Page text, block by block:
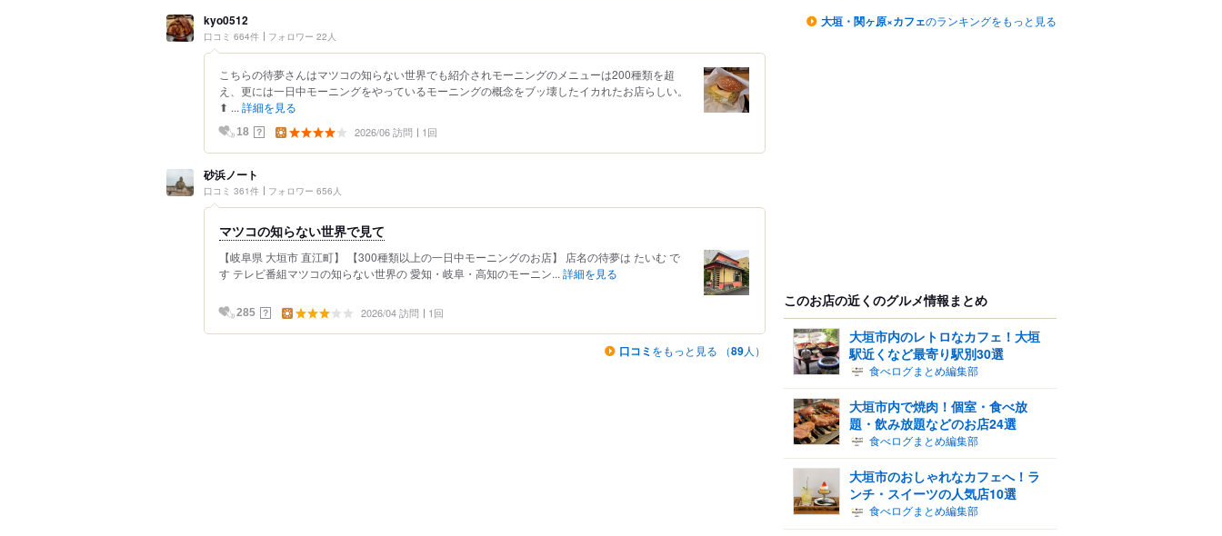
kyo0512
口コミ 664件 フォロワー 22人
こちらの待夢さんはマツコの知らない世界でも紹介されモーニングのメニューは200種類を超
え、更には一日中モーニングをやっているモーニングの概念をブッ壊したイカれたお店らしい。
⬆ ... 詳細を見る
18 ？ 2026/06 訪問 1回
砂浜ノート
口コミ 361件 フォロワー 656人
マツコの知らない世界で見て
【岐阜県 大垣市 直江町】 【300種類以上の一日中モーニングのお店】 店名の待夢は たいむ で
す テレビ番組マツコの知らない世界の 愛知・岐阜・高知のモーニン... 詳細を見る
285 ？ 2026/04 訪問 1回
口コミ をもっと見る （89人）
大垣・関ヶ原×カフェのランキングをもっと見る
このお店の近くのグルメ情報まとめ
大垣市内のレトロなカフェ！大垣
駅近くなど最寄り駅別30選
食べログまとめ編集部
大垣市内で焼肉！個室・食べ放
題・飲み放題などのお店24選
食べログまとめ編集部
大垣市のおしゃれなカフェへ！ラ
ンチ・スイーツの人気店10選
食べログまとめ編集部